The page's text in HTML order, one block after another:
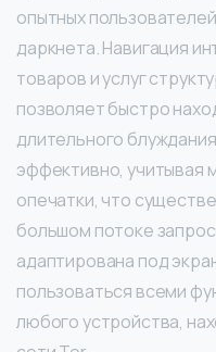
опытных
даркнета. Навигация
товаров и услуг
позволяет быстро
длительного
эффективно, учитывая
опечатки, что
большом потоке
адаптирована под
пользоваться всеми
любого устройства,